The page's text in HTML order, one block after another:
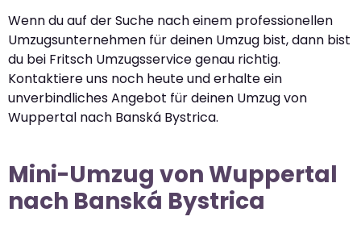
Wenn du auf der Suche nach einem professionellen
Umzugsunternehmen für deinen Umzug bist, dann bist
du bei Fritsch Umzugsservice genau richtig.
Kontaktiere uns noch heute und erhalte ein
unverbindliches Angebot für deinen Umzug von
Wuppertal nach Banská Bystrica.
Mini-Umzug von Wuppertal
nach Banská Bystrica